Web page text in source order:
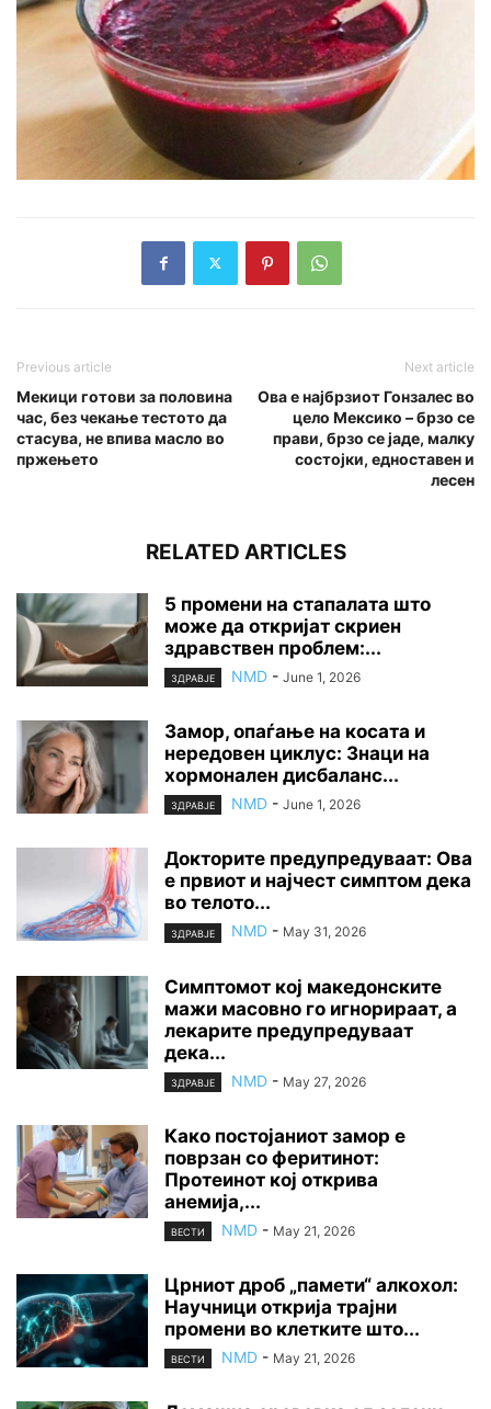
Previous article
Мекици готови за половина
час, без чекање тестото да
стасува, не впива масло во
пржењето
Next article
Ова е најбрзиот Гонзалес во
цело Мексико – брзо се
прави, брзо се јаде, малку
состојки, едноставен и
лесен
RELATED ARTICLES
5 промени на стапалата што
може да откријат скриен
здравствен проблем:...
ЗДРАВЈЕ NMD - June 1, 2026
Замор, опаѓање на косата и
нередовен циклус: Знаци на
хормонален дисбаланс...
ЗДРАВЈЕ NMD - June 1, 2026
Докторите предупредуваат: Ова
е првиот и најчест симптом дека
во телото...
ЗДРАВЈЕ NMD - May 31, 2026
Симптомот кој македонските
мажи масовно го игнорираат, а
лекарите предупредуваат
дека...
ЗДРАВЈЕ NMD - May 27, 2026
Како постојаниот замор е
поврзан со феритинот:
Протеинот кој открива
анемија,...
ВЕСТИ NMD - May 21, 2026
Црниот дроб „памети“ алкохол:
Научници открија трајни
промени во клетките што...
ВЕСТИ NMD - May 21, 2026